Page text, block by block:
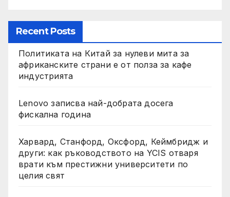
Recent Posts
Политиката на Китай за нулеви мита за
африканските страни е от полза за кафе
индустрията
Lenovo записва най-добрата досега
фискална година
Харвард, Станфорд, Оксфорд, Кеймбридж и
други: как ръководството на YCIS отваря
врати към престижни университети по
целия свят